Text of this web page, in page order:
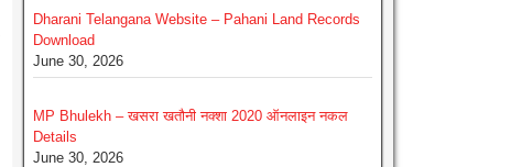
Dharani Telangana Website – Pahani Land Records
Download
June 30, 2026
MP Bhulekh – खसरा खतौनी नक्शा 2020 ऑनलाइन नकल
Details
June 30, 2026